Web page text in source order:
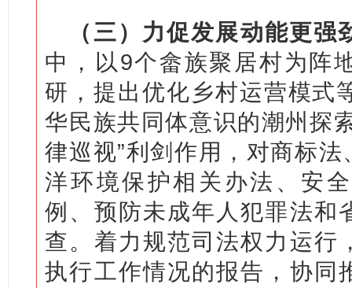
（三）力促发展动能更强
中，以9个畲族聚居村为阵
研，提出优化乡村运营模式
华民族共同体意识的潮州探
律巡视”利剑作用，对商标
洋环境保护相关办法、安
例、预防未成年人犯罪法和
查。着力规范司法权力运行
执行工作情况的报告，协同